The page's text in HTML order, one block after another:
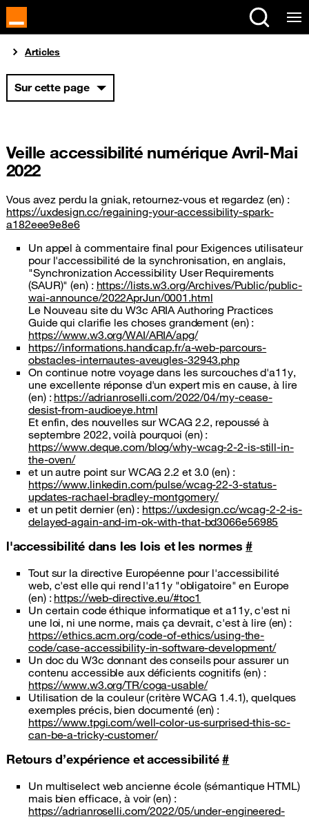
Panneau de gestion des cookies
Vous êtes ici
Articles
Sur cette page
Veille accessibilité numérique Avril-Mai
2022
Vous avez perdu la gniak, retournez-vous et regardez (en) :
https://uxdesign.cc/regaining-your-accessibility-spark-
a182eee9e8e6
Un appel à commentaire final pour Exigences utilisateur
pour l'accessibilité de la synchronisation, en anglais,
"Synchronization Accessibility User Requirements
(SAUR)" (en) : https://lists.w3.org/Archives/Public/public-
wai-announce/2022AprJun/0001.html
Le Nouveau site du W3c ARIA Authoring Practices
Guide qui clarifie les choses grandement (en) :
https://www.w3.org/WAI/ARIA/apg/
https://informations.handicap.fr/a-web-parcours-
obstacles-internautes-aveugles-32943.php
On continue notre voyage dans les surcouches d'a11y,
une excellente réponse d'un expert mis en cause, à lire
(en) : https://adrianroselli.com/2022/04/my-cease-
desist-from-audioeye.html
Et enfin, des nouvelles sur WCAG 2.2, repoussé à
septembre 2022, voilà pourquoi (en) :
https://www.deque.com/blog/why-wcag-2-2-is-still-in-
the-oven/
et un autre point sur WCAG 2.2 et 3.0 (en) :
https://www.linkedin.com/pulse/wcag-22-3-status-
updates-rachael-bradley-montgomery/
et un petit dernier (en) : https://uxdesign.cc/wcag-2-2-is-
delayed-again-and-im-ok-with-that-bd3066e56985
l'accessibilité dans les lois et les normes#
Tout sur la directive Européenne pour l'accessibilité
web, c'est elle qui rend l'a11y "obligatoire" en Europe
(en) : https://web-directive.eu/#toc1
Un certain code éthique informatique et a11y, c'est ni
une loi, ni une norme, mais ça devrait, c'est à lire (en) :
https://ethics.acm.org/code-of-ethics/using-the-
code/case-accessibility-in-software-development/
Un doc du W3c donnant des conseils pour assurer un
contenu accessible aux déficients cognitifs (en) :
https://www.w3.org/TR/coga-usable/
Utilisation de la couleur (critère WCAG 1.4.1), quelques
exemples précis, bien documenté (en) :
https://www.tpgi.com/well-color-us-surprised-this-sc-
can-be-a-tricky-customer/
Retours d’expérience et accessibilité#
Un multiselect web ancienne école (sémantique HTML)
mais bien efficace, à voir (en) :
https://adrianroselli.com/2022/05/under-engineered-